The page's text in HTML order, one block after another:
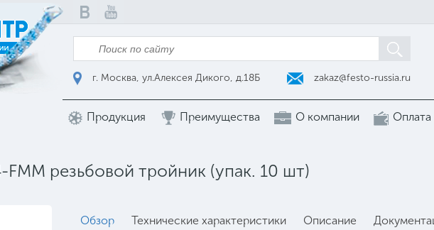
г. Москва, ул.Алексея Дикого, д.18Б zakaz@festo-russia.ru
Продукция Преимущества О компании Оплата
FMM резьбовой тройник (упак. 10 шт)
Обзор Технические характеристики Описание